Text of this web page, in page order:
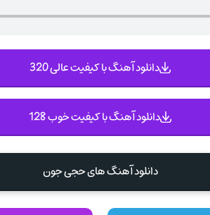
دانلود آهنگ با کیفیت عالی 320
دانلود آهنگ با کیفیت خوب 128
دانلود آهنگ های حجی جون